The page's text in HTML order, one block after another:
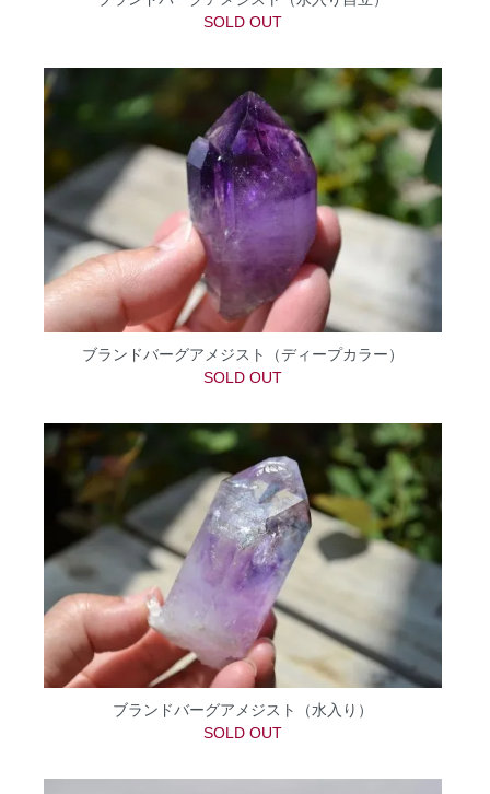
SOLD OUT
ブランドバーグアメジスト（ディープカラー）
SOLD OUT
ブランドバーグアメジスト（水入り）
SOLD OUT